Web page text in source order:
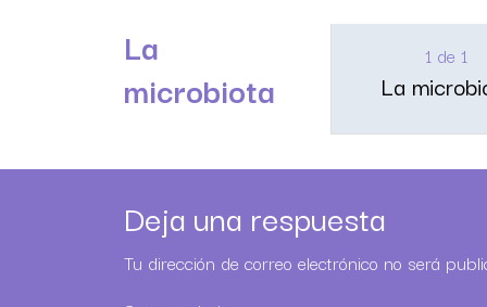
La
microbiota
1 de 1
La
Deja una respuesta
Tu dirección de correo electrónico no será